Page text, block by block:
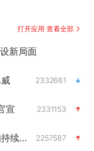
打开应用 查看全部
新局面
2332661
宣 2331153
上半年我国经营主体结构持续优化 2257587